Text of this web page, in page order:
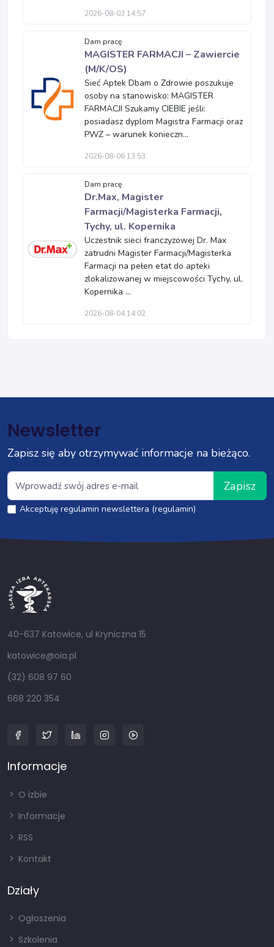
2026-08-03 14:57
Dam pracę
MAGISTER FARMACJI – Zawiercie
(M/K/OS)
Sieć Aptek Dbam o Zdrowie poszukuje
osoby na stanowisko: MAGISTER
FARMACJI Szukamy CIEBIE jeśli:
posiadasz dyplom Magistra Farmacji oraz
PWZ – warunek konieczn...
2026-08-06 13:53
Dam pracę
Dr.Max, Magister
Farmacji/Magisterka Farmacji,
Tychy, ul. Kopernika
Uczestnik sieci franczyzowej Dr. Max
zatrudni Magister Farmacji/Magisterka
Farmacji na pełen etat do apteki
zlokalizowanej w miejscowości Tychy, ul.
Kopernika ...
2026-08-04 14:02
Newsletter
Zapisz się aby otrzymywać informacje na bieżąco.
Zapisz
Akceptuję regulamin newslettera (regulamin)
40-637 Katowice, ul Kryniczna 15
katowice@oia.pl
(32) 608 97 60
668 220 354
Informacje
O izbie
Informacje
RSS
Kontakt
Działy
Ogłoszenia
Szkolenia